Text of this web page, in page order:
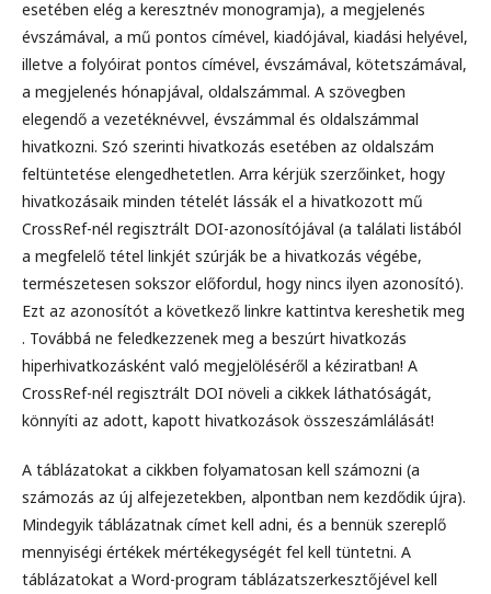
esetében elég a keresztnév monogramja), a megjelenés
évszámával, a mű pontos címével, kiadójával, kiadási helyével,
illetve a folyóirat pontos címével, évszámával, kötetszámával,
a megjelenés hónapjával, oldalszámmal. A szövegben
elegendő a vezetéknévvel, évszámmal és oldalszámmal
hivatkozni. Szó szerinti hivatkozás eseté­ben az oldalszám
feltüntetése elengedhetetlen. Arra kérjük szerzőinket, hogy
hivatkozásaik minden tételét lássák el a hivatkozott mű
CrossRef-nél regisztrált DOI-azonosítójával (a találati listából
a megfelelő tétel linkjét szúrják be a hivatkozás végébe,
természetesen sokszor előfordul, hogy nincs ilyen azonosító).
Ezt az azonosítót a következő linkre kattintva kereshetik meg
. Továbbá ne feledkezzenek meg a beszúrt hivatkozás
hiperhivatkozásként való megjelöléséről a kéziratban! A
CrossRef-nél regisztrált DOI növeli a cikkek láthatóságát,
könnyíti az adott, kapott hivatkozások összeszámlálását!
A táblázatokat a cikkben folyamatosan kell számozni (a
számozás az új alfejezetekben, alpontban nem kezdődik újra).
Mindegyik táblázatnak címet kell adni, és a bennük szereplő
mennyiségi értékek mértékegységét fel kell tüntetni. A
táblázatokat a Word-program táblázatszerkesztőjével kell